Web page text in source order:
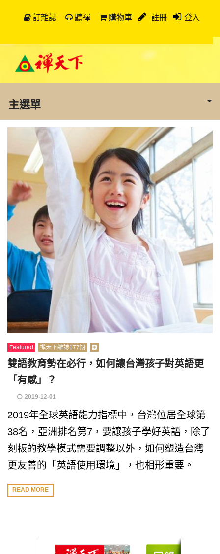
訂雜誌 聽禪 購物車 註冊 登入
主選單
Featured 禪天下雜誌177期
雙語教育勢在必行，如何讓台灣孩子對英語更
「有感」？
2019-12-01
2019年全球英語能力指標中，台灣位居全球第
38名，亞洲排名第7，要讓孩子學好英語，除了
刻板的教學模式需要調整以外，如何塑造台灣
更友善的「英語使用環境」，也相形重要。
READ MORE